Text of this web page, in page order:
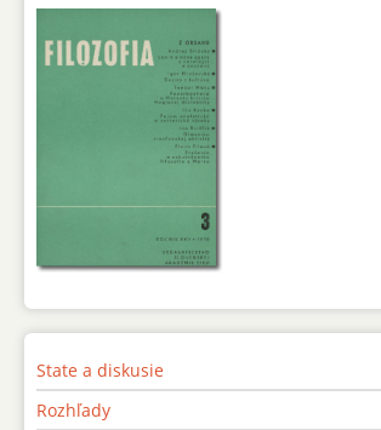
State a diskusie
Rozhľady